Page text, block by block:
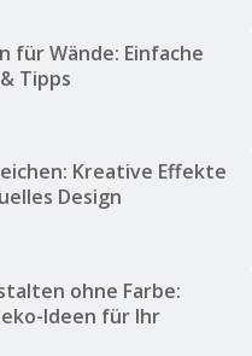
für Wände: Einfache
Tipps
Kreative Effekte
Design
ohne Farbe:
Ideen für Ihr